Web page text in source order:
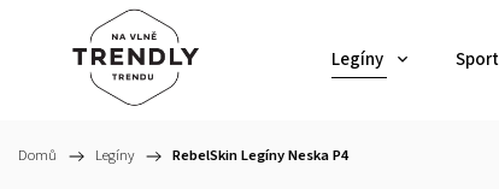
Legíny
Domů / Legíny / RebelSkin Legíny Neska P4